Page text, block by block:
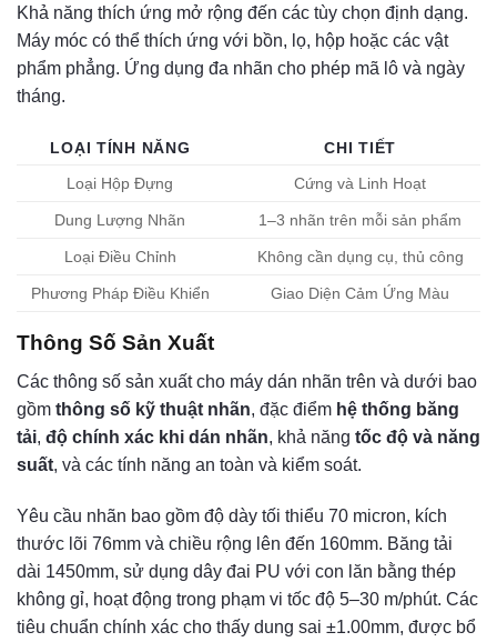
Khả năng thích ứng mở rộng đến các tùy chọn định dạng.
Máy móc có thể thích ứng với bồn, lọ, hộp hoặc các vật
phẩm phẳng. Ứng dụng đa nhãn cho phép mã lô và ngày
tháng.
LOẠI TÍNH NĂNG
CHI TIẾT
Loại Hộp Đựng
Cứng và Linh Hoạt
Dung Lượng Nhãn 1–3 nhãn trên mỗi sản phẩm
Loại Điều Chỉnh Không cần dụng cụ, thủ công
Phương Pháp Điều Khiển Giao Diện Cảm Ứng Màu
Thông Số Sản Xuất
Các thông số sản xuất cho máy dán nhãn trên và dưới bao
gồm thông số kỹ thuật nhãn, đặc điểm hệ thống băng
tải, độ chính xác khi dán nhãn, khả năng tốc độ và năng
suất, và các tính năng an toàn và kiểm soát.
Yêu cầu nhãn bao gồm độ dày tối thiểu 70 micron, kích
thước lõi 76mm và chiều rộng lên đến 160mm. Băng tải
dài 1450mm, sử dụng dây đai PU với con lăn bằng thép
không gỉ, hoạt động trong phạm vi tốc độ 5–30 m/phút. Các
tiêu chuẩn chính xác cho thấy dung sai ±1.00mm, được bổ